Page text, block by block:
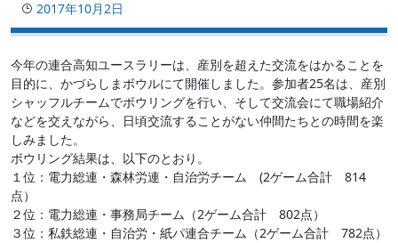
2017年10月2日
今年の連合高知ユースラリーは、産別を超えた交流をはかることを
目的に、かづらしまボウルにて開催しました。参加者25名は、産別
シャッフルチームでボウリングを行い、そして交流会にて職場紹介
などを交えながら、日頃交流することがない仲間たちとの時間を楽
しみました。
ボウリング結果は、以下のとおり。
１位：電力総連・森林労連・自治労チーム (2ゲーム合計 814
点）
２位：電力総連・事務局チーム（2ゲーム合計 802点）
３位：私鉄総連・自治労・紙パ連合チーム（2ゲーム合計 782点）